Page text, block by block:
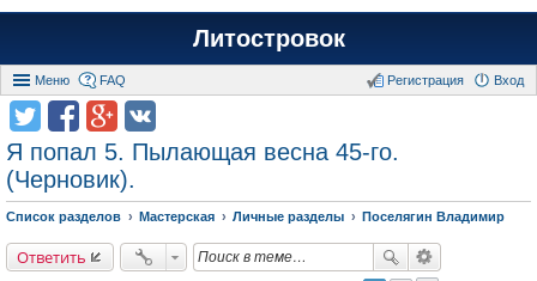
Литостровок
Меню FAQ Вход
Регистрация
Я попал 5. Пылающая весна 45-го.
(Черновик).
Список разделов Мастерская Личные разделы Поселягин Владимир
Ответить